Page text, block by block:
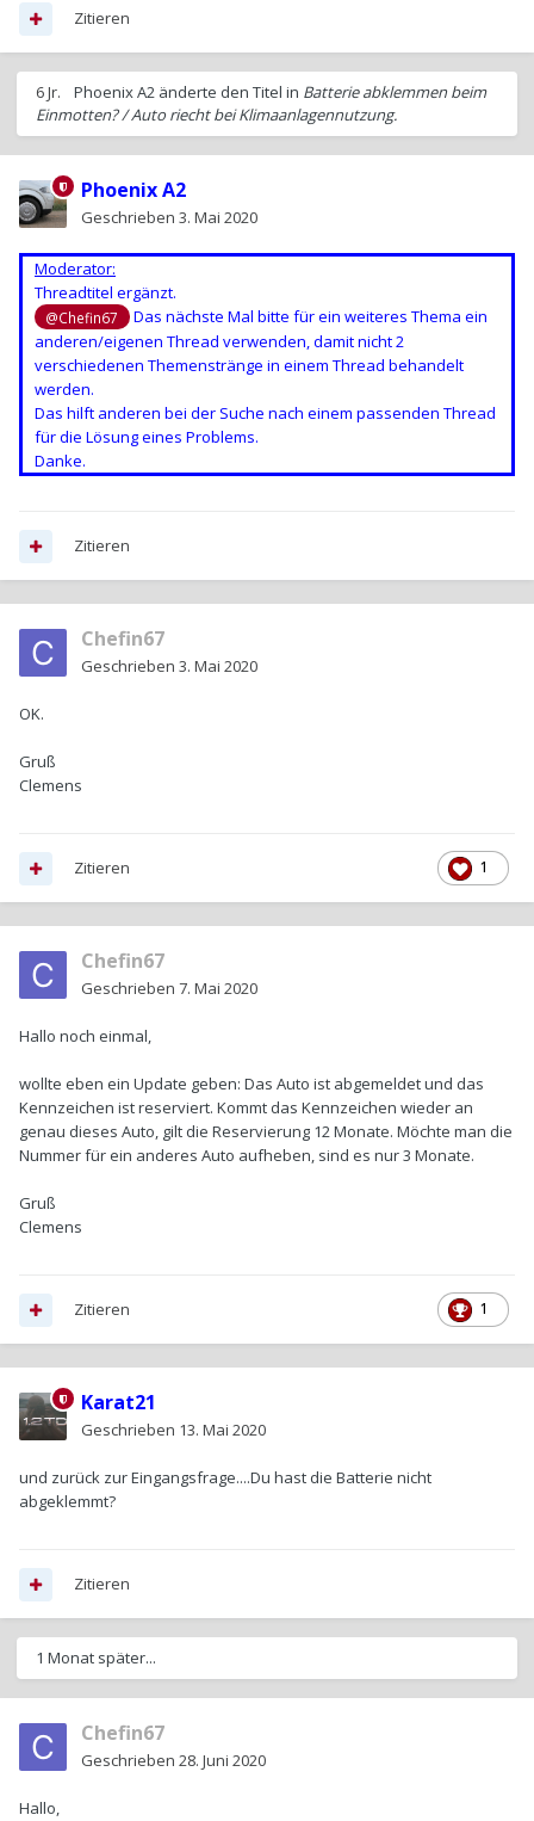
Zitieren
6 Jr. Phoenix A2 änderte den Titel in Batterie abklemmen beim
Einmotten? / Auto riecht bei Klimaanlagennutzung.
Phoenix A2
Geschrieben 3. Mai 2020
Moderator:
Threadtitel ergänzt.
@Chefin67
Das nächste Mal bitte für ein weiteres Thema ein
anderen/eigenen Thread verwenden, damit nicht 2
verschiedenen Themenstränge in einem Thread behandelt
werden.
Das hilft anderen bei der Suche nach einem passenden Thread
für die Lösung eines Problems.
Danke.
Zitieren
Chefin67
Geschrieben 3. Mai 2020
OK.
Gruß
Clemens
1
Zitieren
Chefin67
Geschrieben 7. Mai 2020
Hallo noch einmal,
wollte eben ein Update geben: Das Auto ist abgemeldet und das
Kennzeichen ist reserviert. Kommt das Kennzeichen wieder an
genau dieses Auto, gilt die Reservierung 12 Monate. Möchte man die
Nummer für ein anderes Auto aufheben, sind es nur 3 Monate.
Gruß
Clemens
1
Zitieren
Karat21
Geschrieben 13. Mai 2020
und zurück zur Eingangsfrage....Du hast die Batterie nicht
abgeklemmt?
Zitieren
1 Monat später...
Chefin67
Geschrieben 28. Juni 2020
Hallo,